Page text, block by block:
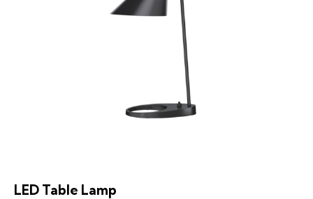
LED Table Lamp